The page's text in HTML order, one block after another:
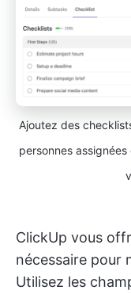
Ajoutez des
personnes
ClickUp vous
nécessaire pour
Utilisez les